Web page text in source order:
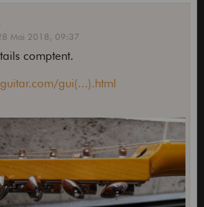
Mai 2018, 09:37
comptent.
gui(...).html